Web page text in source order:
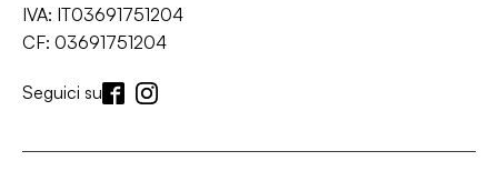
IVA: IT03691751204
CF: 03691751204
Seguici su